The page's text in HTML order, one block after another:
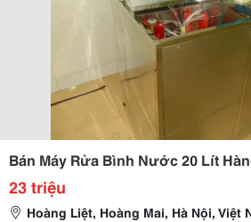
Bán Máy Rửa Bình Nước 20 Lít
23 triệu
Hoàng Liệt, Hoàng Mai, Hà Nội, Việt